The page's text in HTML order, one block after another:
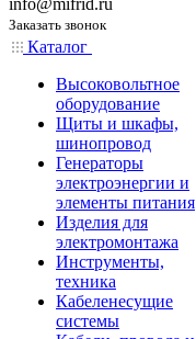
info@mifrid.ru
Заказать звонок
Каталог
Высоковольтное
оборудование
Щиты и шкафы,
шинопровод
Генераторы
электроэнергии и
элементы питания
Изделия для
электромонтажа
Инструменты,
техника
Кабеленесущие
системы